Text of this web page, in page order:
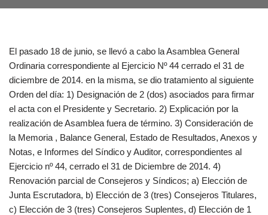
El pasado 18 de junio, se llevó a cabo la Asamblea General
Ordinaria correspondiente al Ejercicio Nº 44 cerrado el 31 de
diciembre de 2014. en la misma, se dio tratamiento al siguiente
Orden del día: 1) Designación de 2 (dos) asociados para firmar
el acta con el Presidente y Secretario. 2) Explicación por la
realización de Asamblea fuera de término. 3) Consideración de
la Memoria , Balance General, Estado de Resultados, Anexos y
Notas, e Informes del Síndico y Auditor, correspondientes al
Ejercicio nº 44, cerrado el 31 de Diciembre de 2014. 4)
Renovación parcial de Consejeros y Síndicos; a) Elección de
Junta Escrutadora, b) Elección de 3 (tres) Consejeros Titulares,
c) Elección de 3 (tres) Consejeros Suplentes, d) Elección de 1